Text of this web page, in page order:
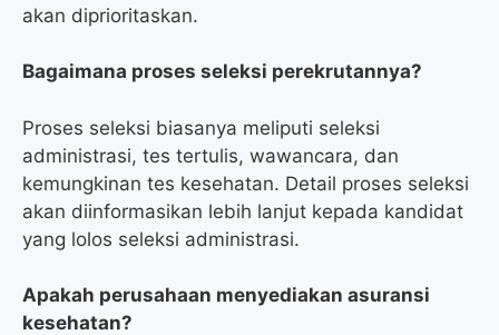
akan diprioritaskan.
Bagaimana proses seleksi perekrutannya?
Proses seleksi biasanya meliputi seleksi
administrasi, tes tertulis, wawancara, dan
kemungkinan tes kesehatan. Detail proses seleksi
akan diinformasikan lebih lanjut kepada kandidat
yang lolos seleksi administrasi.
Apakah perusahaan menyediakan asuransi
kesehatan?